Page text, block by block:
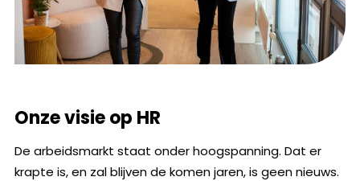
Onze visie op HR
De arbeidsmarkt staat onder hoogspanning. Dat er
krapte is, en zal blijven de komen jaren, is geen nieuws.